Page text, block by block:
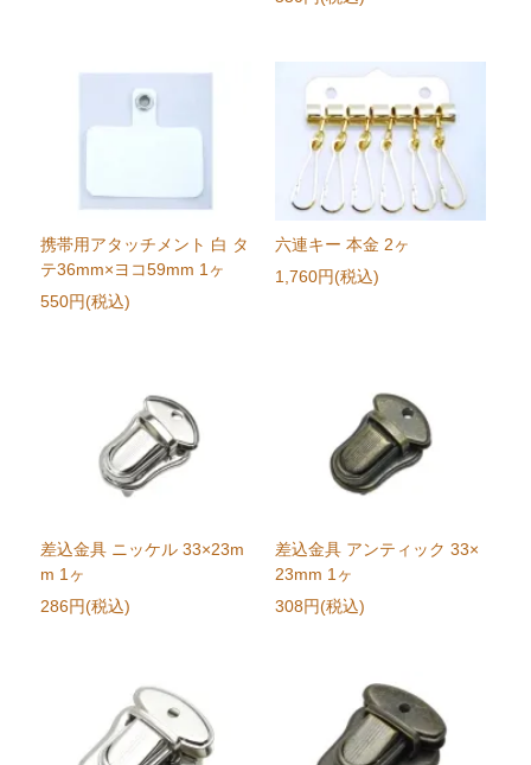
携帯用アタッチメント 白 タ
テ36mm×ヨコ59mm 1ヶ
550円(税込)
六連キー 本金 2ヶ
1,760円(税込)
差込金具 ニッケル 33×23m
m 1ヶ
286円(税込)
差込金具 アンティック 33×
23mm 1ヶ
308円(税込)